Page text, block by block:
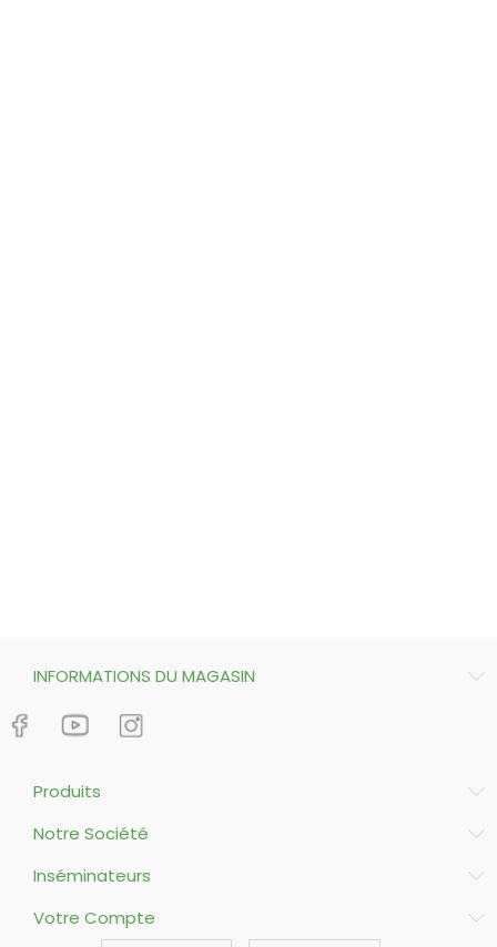
INFORMATIONS DU MAGASIN
Produits
Notre Société
Inséminateurs
Votre Compte